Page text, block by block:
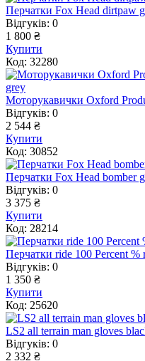
Перчатки Fox Head dirtpaw
Відгуків: 0
1 800 ₴
Купити
Код: 32280
Моторукавички Oxford
Відгуків: 0
2 544 ₴
Купити
Код: 30852
Перчатки Fox Head bomber
Відгуків: 0
3 375 ₴
Купити
Код: 28214
Перчатки ride 100 Percent
Відгуків: 0
1 350 ₴
Купити
Код: 25620
LS2 all terrain man gloves
Відгуків: 0
2 332 ₴